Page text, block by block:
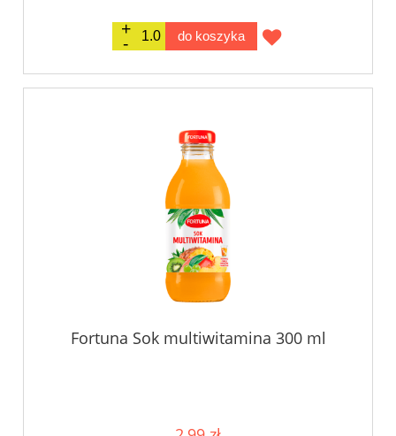
do koszyka
Fortuna Sok multiwitamina 300 ml